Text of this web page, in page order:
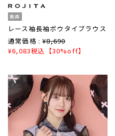
動画
レース袖長袖ボウタイブラウス
通常価格 : ¥8,690
¥6,083税込 【30%off】